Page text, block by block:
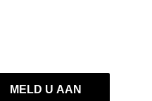
MELD U AAN